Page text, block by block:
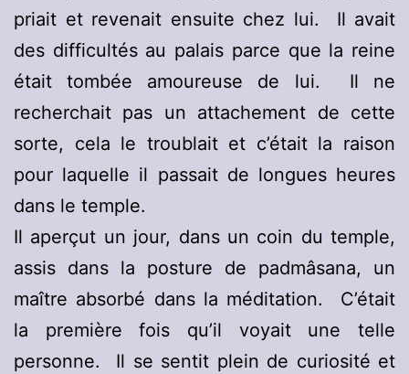
priait et revenait ensuite chez lui. Il avait
des difficultés au palais parce que la reine
était tombée amoureuse de lui. Il ne
recherchait pas un attachement de cette
sorte, cela le troublait et c’était la raison
pour laquelle il passait de longues heures
dans le temple.
Il aperçut un jour, dans un coin du temple,
assis dans la posture de padmâsana, un
maître absorbé dans la méditation. C’était
la première fois qu’il voyait une telle
personne. Il se sentit plein de curiosité et